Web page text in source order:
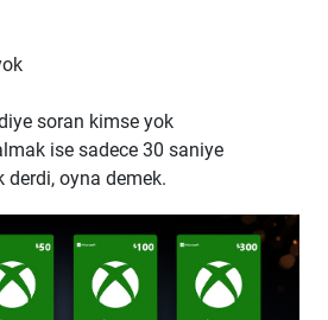
soran kimse yok
ise sadece 30 saniye
derdi, oyna demek.